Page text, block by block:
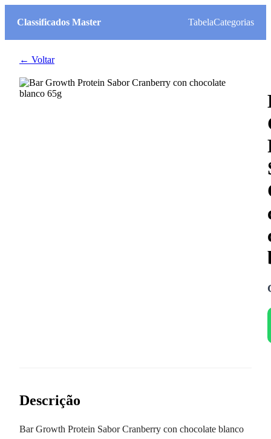
Classificados Master TabelaCategorias
← Voltar
Descrição
Bar Growth Protein Sabor Cranberry con chocolate blanco